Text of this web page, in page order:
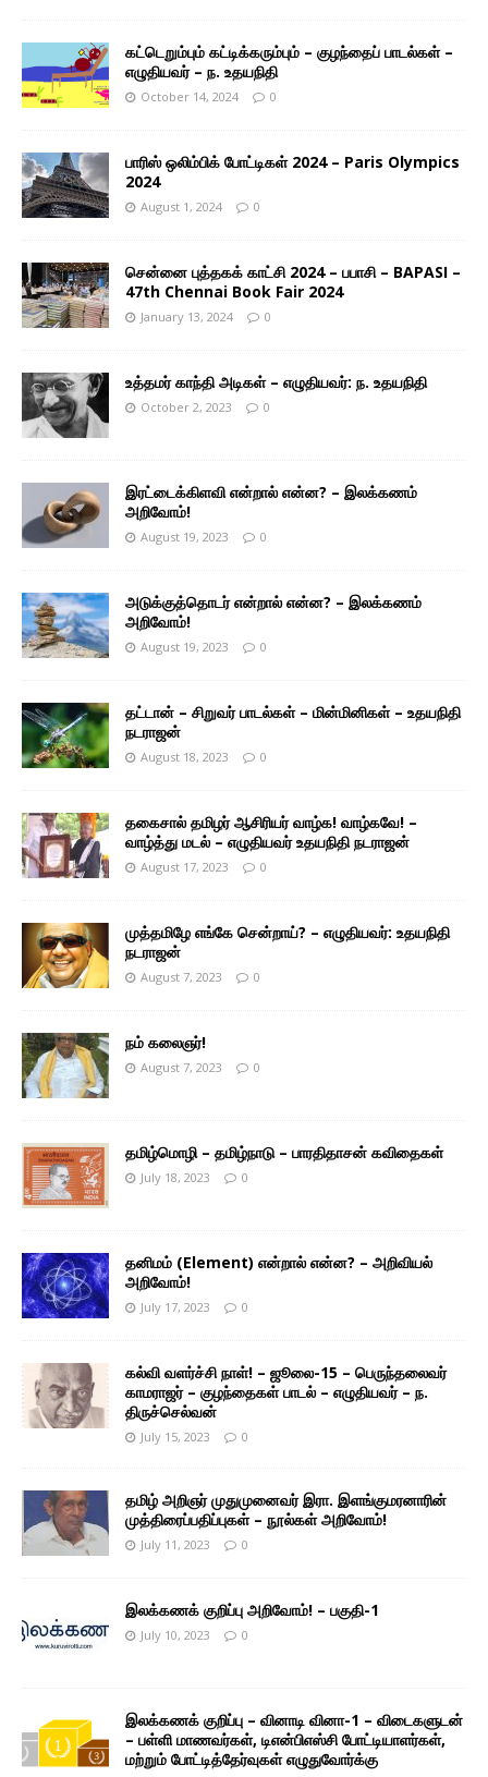
கட்டெறும்பும் கட்டிக்கரும்பும் – குழந்தைப் பாடல்கள் –
எழுதியவர் – ந. உதயநிதி
October 14, 2024 0
பாரிஸ் ஒலிம்பிக் போட்டிகள் 2024 – Paris Olympics
2024
August 1, 2024 0
சென்னை புத்தகக் காட்சி 2024 – பபாசி – BAPASI –
47th Chennai Book Fair 2024
January 13, 2024 0
உத்தமர் காந்தி அடிகள் – எழுதியவர்: ந. உதயநிதி
October 2, 2023 0
இரட்டைக்கிளவி என்றால் என்ன? – இலக்கணம்
அறிவோம்!
August 19, 2023 0
அடுக்குத்தொடர் என்றால் என்ன? – இலக்கணம்
அறிவோம்!
August 19, 2023 0
தட்டான் – சிறுவர் பாடல்கள் – மின்மினிகள் – உதயநிதி
நடராஜன்
August 18, 2023 0
தகைசால் தமிழர் ஆசிரியர் வாழ்க! வாழ்கவே! –
வாழ்த்து மடல் – எழுதியவர் உதயநிதி நடராஜன்
August 17, 2023 0
முத்தமிழே எங்கே சென்றாய்? – எழுதியவர்: உதயநிதி
நடராஜன்
August 7, 2023 0
நம் கலைஞர்!
August 7, 2023 0
தமிழ்மொழி – தமிழ்நாடு – பாரதிதாசன் கவிதைகள்
July 18, 2023 0
தனிமம் (Element) என்றால் என்ன? – அறிவியல்
அறிவோம்!
July 17, 2023 0
கல்வி வளர்ச்சி நாள்! – ஜூலை-15 – பெருந்தலைவர்
காமராஜர் – குழந்தைகள் பாடல் – எழுதியவர் – ந.
திருச்செல்வன்
July 15, 2023 0
தமிழ் அறிஞர் முதுமுனைவர் இரா. இளங்குமரனாரின்
முத்திரைப்பதிப்புகள் – நூல்கள் அறிவோம்!
July 11, 2023 0
இலக்கணக் குறிப்பு அறிவோம்! – பகுதி-1
July 10, 2023 0
இலக்கணக் குறிப்பு – வினாடி வினா-1 – விடைகளுடன்
– பள்ளி மாணவர்கள், டிஎன்பிஎஸ்சி போட்டியாளர்கள்,
மற்றும் போட்டித்தேர்வுகள் எழுதுவோர்க்கு